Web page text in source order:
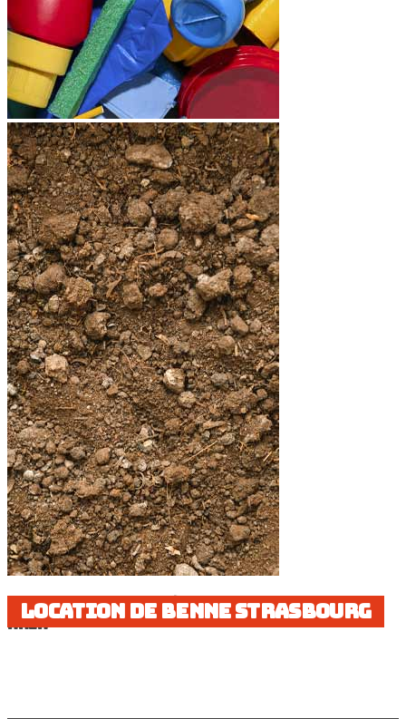
Location de benne Strasbourg
Location de bennes à Strasbourg et le Bas-
Rhin